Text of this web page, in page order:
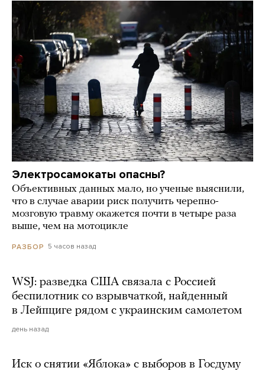
Электросамокаты опасны?
Объективных данных мало, но ученые выяснили,
что в случае аварии риск получить черепно-
мозговую травму окажется почти в четыре раза
выше, чем на мотоцикле
РАЗБОР 5 часов назад
WSJ: разведка США связала с Россией
беспилотник со взрывчаткой, найденный
в Лейпциге рядом с украинским самолетом
день назад
Иск о снятии «Яблока» с выборов в Госдуму